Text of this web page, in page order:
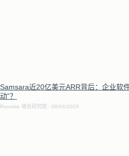
Samsara近20亿美元ARR背后：企业软
动”？
Runwise 增长研究院 08/06/2026